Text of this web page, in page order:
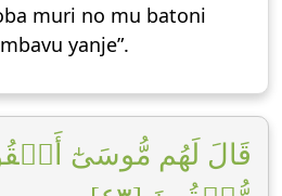
muri no mu batoni
yanje”.
قَالَ لَهُم مُّوسَىٰٓ